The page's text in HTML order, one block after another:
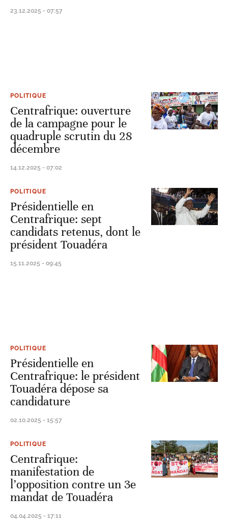
23.12.2025 - 07:57
POLITIQUE
Centrafrique: ouverture
de la campagne pour le
quadruple scrutin du 28
décembre
14.12.2025 - 07:02
POLITIQUE
Présidentielle en
Centrafrique: sept
candidats retenus, dont le
président Touadéra
15.11.2025 - 09:45
POLITIQUE
Présidentielle en
Centrafrique: le président
Touadéra dépose sa
candidature
02.10.2025 - 15:57
POLITIQUE
Centrafrique:
manifestation de
l’opposition contre un 3e
mandat de Touadéra
04.04.2025 - 17:11